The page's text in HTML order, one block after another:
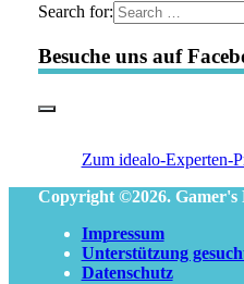
Search for:
Besuche uns auf
Zum idealo-Experten-
Copyright ©2026. Gamer's
Impressum
Unterstützung
Datenschutz